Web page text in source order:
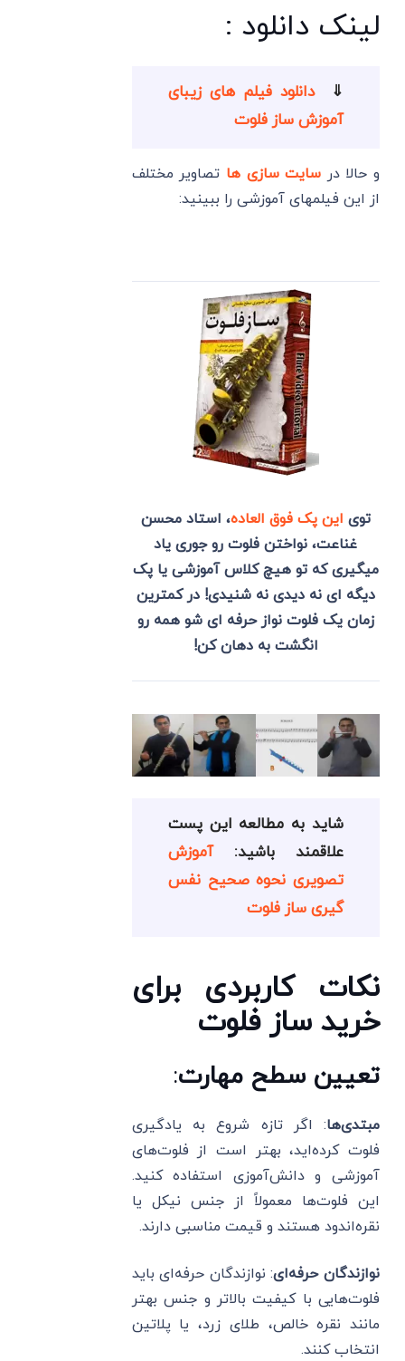
لینک دانلود :
⇓
دانلود فیلم های زیبای
آموزش ساز فلوت
و حالا در سایت سازی ها تصاویر مختلف
از این فیلمهای آموزشی را ببینید:
توی این پک فوق العاده، استاد محسن
غناعت، نواختن فلوت رو جوری یاد
میگیری که تو هیچ کلاس آموزشی یا پک
دیگه ای نه دیدی نه شنیدی! در کمترین
زمان یک فلوت نواز حرفه ای شو همه رو
انگشت به دهان کن!
شاید به مطالعه این پست
علاقمند باشید:آموزش
تصویری نحوه صحیح نفس
گیری ساز فلوت
نکات کاربردی برای
خرید ساز فلوت
تعیین سطح مهارت:
مبتدی‌ها: اگر تازه شروع به یادگیری
فلوت کرده‌اید، بهتر است از فلوت‌های
آموزشی و دانش‌آموزی استفاده کنید.
این فلوت‌ها معمولاً از جنس نیکل یا
نقره‌اندود هستند و قیمت مناسبی دارند.
نوازندگان حرفه‌ای: نوازندگان حرفه‌ای باید
فلوت‌هایی با کیفیت بالاتر و جنس بهتر
مانند نقره خالص، طلای زرد، یا پلاتین
انتخاب کنند.